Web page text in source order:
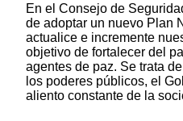
En el Consejo de
de adoptar un nuevo Plan
actualice e incremente
objetivo de fortalecer del
agentes de paz. Se trata
los poderes públicos, el
aliento constante de la